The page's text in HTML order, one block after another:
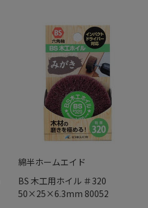
綿半ホームエイド
BS 木工用ホイル ＃320
50×25×6.3mm 80052